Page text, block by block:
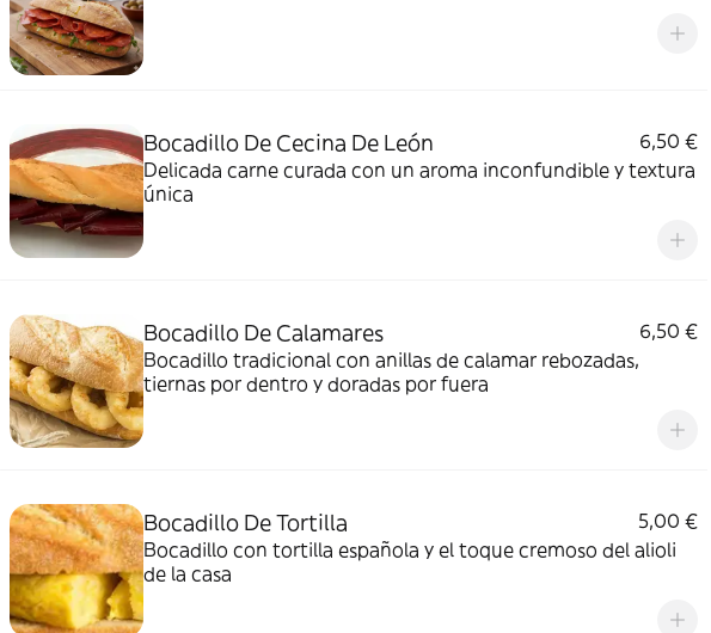
Bocadillo De Cecina De León
6,50 €
Delicada carne curada con un aroma inconfundible y textura
única
Bocadillo De Calamares
6,50 €
Bocadillo tradicional con anillas de calamar rebozadas,
tiernas por dentro y doradas por fuera
Bocadillo De Tortilla
5,00 €
Bocadillo con tortilla española y el toque cremoso del alioli
de la casa